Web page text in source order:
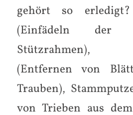
gehört so erledigt?
(Einfädeln der
Stützrahmen),
(Entfernen von
Trauben),
von Trieben aus